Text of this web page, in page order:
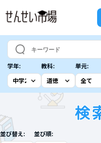
学年: 教科: 単元:
検
並び替え: 並び順: